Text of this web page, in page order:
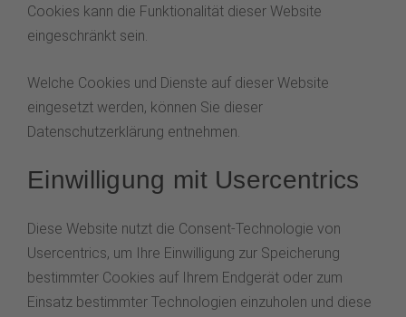
Cookies kann die Funktionalität dieser Website
eingeschränkt sein.
Welche Cookies und Dienste auf dieser Website
eingesetzt werden, können Sie dieser
Datenschutzerklärung entnehmen.
Einwilligung mit Usercentrics
Diese Website nutzt die Consent-Technologie von
Usercentrics, um Ihre Einwilligung zur Speicherung
bestimmter Cookies auf Ihrem Endgerät oder zum
Einsatz bestimmter Technologien einzuholen und diese